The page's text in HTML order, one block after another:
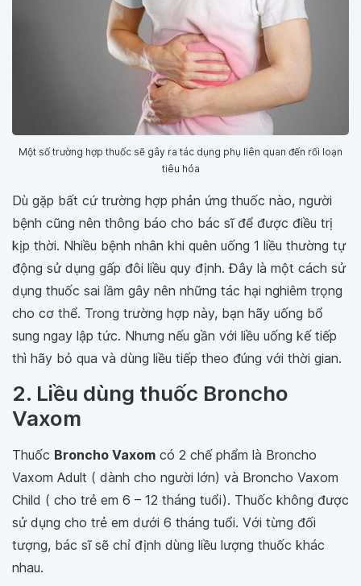
Một số trường hợp thuốc sẽ gây ra tác dụng phụ liên quan đến rối loạn
tiêu hóa
Dù gặp bất cứ trường hợp phản ứng thuốc nào, người
bệnh cũng nên thông báo cho bác sĩ để được điều trị
kịp thời. Nhiều bệnh nhân khi quên uống 1 liều thường tự
động sử dụng gấp đôi liều quy định. Đây là một cách sử
dụng thuốc sai lầm gây nên những tác hại nghiêm trọng
cho cơ thể. Trong trường hợp này, bạn hãy uống bổ
sung ngay lập tức. Nhưng nếu gần với liều uống kế tiếp
thì hãy bỏ qua và dùng liều tiếp theo đúng với thời gian.
2. Liều dùng thuốc Broncho
Vaxom
Thuốc Broncho Vaxom có 2 chế phẩm là Broncho
Vaxom Adult ( dành cho người lớn) và Broncho Vaxom
Child ( cho trẻ em 6 – 12 tháng tuổi). Thuốc không được
sử dụng cho trẻ em dưới 6 tháng tuổi. Với từng đối
tượng, bác sĩ sẽ chỉ định dùng liều lượng thuốc khác
nhau.